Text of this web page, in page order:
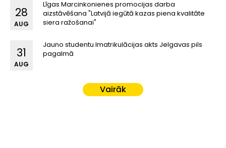
Līgas Marcinkonienes promocijas darba
aizstāvēšana "Latvijā iegūtā kazas piena kvalitāte
siera ražošanai"
28
AUG
Jauno studentu Imatrikulācijas akts Jelgavas pils
pagalmā
31
AUG
Vairāk